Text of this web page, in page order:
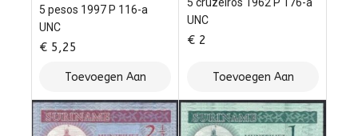
5 pesos 1997 P 116-a
UNC
€ 5,25
Toevoegen Aan
Winkelwagen
UNC
€ 2
Toevoegen Aan
Winkelwagen